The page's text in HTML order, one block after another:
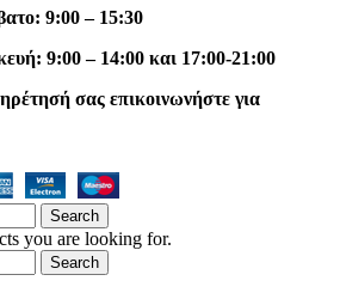
9:00 – 15:30
9:00 – 14:00 και 17:00-21:00
σας επικοινωνήστε για
Search
you are looking for.
Search